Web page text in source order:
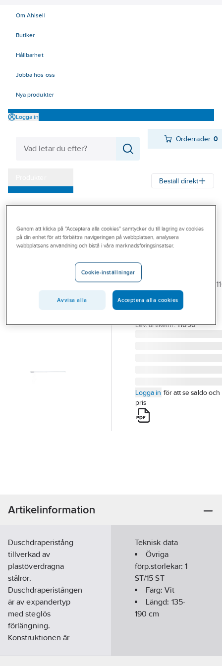
Om Ahlsell
Butiker
Hållbarhet
Jobba hos oss
Nya produkter
Logga in
Orderrader:0
Varumärken
Outlet
Branscher
Beställ direkt
ERICSINDUSTRIER
135-190CM RAK VIT
BYGGPACK
Lev. artikelnr: 11090
Logga in för att se saldo och
pris
Artikelinformation
Duschdraperistång
tillverkad av
plastöverdragna
stålrör.
Duschdraperistången
är av expandertyp
med steglös
förlängning.
Konstruktionen är
Teknisk data
Övriga
förp.storlekar:1
ST/15 ST
Färg:Vit
Längd: 135-
190 cm
Genom att klicka på "Acceptera alla cookies" samtycker du till lagring av cookies
på din enhet för att förbättra navigeringen på webbplatsen, analysera
webbplatsens användning och bistå i våra marknadsföringsinsatser.
Cookie-inställningar
Avvisa alla Acceptera alla cookies